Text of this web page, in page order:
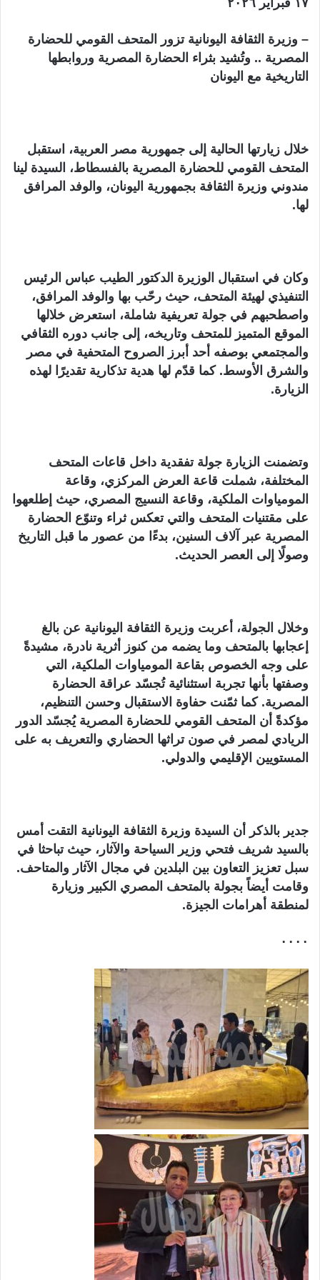
١٧ فبراير ٢٠٢٦
– وزيرة الثقافة اليونانية تزور المتحف القومي للحضارة
المصرية .. وتُشيد بثراء الحضارة المصرية وروابطها
التاريخية مع اليونان
خلال زيارتها الحالية إلى جمهورية مصر العربية، استقبل
المتحف القومي للحضارة المصرية بالفسطاط، السيدة لينا
مندوني وزيرة الثقافة بجمهورية اليونان، والوفد المرافق
لها.
وكان في استقبال الوزيرة الدكتور الطيب عباس الرئيس
التنفيذي لهيئة المتحف، حيث رحّب بها والوفد المرافق،
واصطحبهم في جولة تعريفية شاملة، استعرض خلالها
الموقع المتميز للمتحف وتاريخه، إلى جانب دوره الثقافي
والمجتمعي بوصفه أحد أبرز الصروح المتحفية في مصر
والشرق الأوسط. كما قدّم لها هدية تذكارية تقديرًا لهذه
الزيارة.
وتضمنت الزيارة جولة تفقدية داخل قاعات المتحف
المختلفة، شملت قاعة العرض المركزي، وقاعة
المومياوات الملكية، وقاعة النسيج المصري، حيث إطلعهوا
على مقتنيات المتحف والتي تعكس ثراء وتنوّع الحضارة
المصرية عبر آلاف السنين، بدءًا من عصور ما قبل التاريخ
وصولًا إلى العصر الحديث.
وخلال الجولة، أعربت وزيرة الثقافة اليونانية عن بالغ
إعجابها بالمتحف وما يضمه من كنوز أثرية نادرة، مشيدةً
على وجه الخصوص بقاعة المومياوات الملكية، التي
وصفتها بأنها تجربة استثنائية تُجسّد عراقة الحضارة
المصرية. كما ثمّنت حفاوة الاستقبال وحسن التنظيم،
مؤكدةً أن المتحف القومي للحضارة المصرية يُجسّد الدور
الريادي لمصر في صون تراثها الحضاري والتعريف به على
المستويين الإقليمي والدولي.
جدير بالذكر أن السيدة وزيرة الثقافة اليونانية التقت أمس
بالسيد شريف فتحي وزير السياحة والآثار، حيث تباحثا في
سبل تعزيز التعاون بين البلدين في مجال الآثار والمتاحف.
وقامت أيضاً بجولة بالمتحف المصري الكبير وزيارة
لمنطقة أهرامات الجيزة.
٠٠٠٠